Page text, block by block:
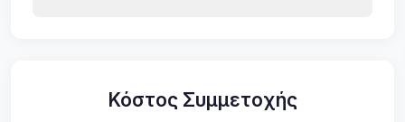
Κόστος Συμμετοχής